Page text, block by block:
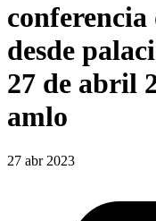
conferencia
desde
27 de abril
amlo
27 abr 2023